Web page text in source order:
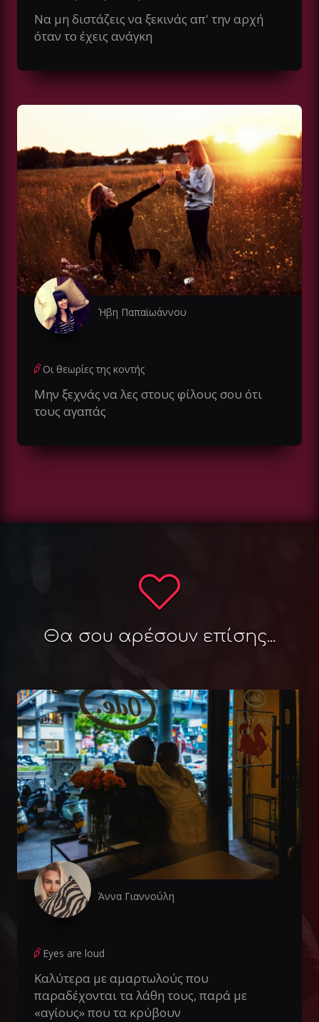
Να μη διστάζεις να ξεκινάς απ' την αρχή
όταν το έχεις ανάγκη
Ήβη Παπαϊωάννου
Οι θεωρίες της κοντής
Μην ξεχνάς να λες στους φίλους σου ότι
τους αγαπάς
Θα σου αρέσουν επίσης...
Άννα Γιαννούλη
Eyes are loud
Καλύτερα με αμαρτωλούς που
παραδέχονται τα λάθη τους, παρά με
«αγίους» που τα κρύβουν